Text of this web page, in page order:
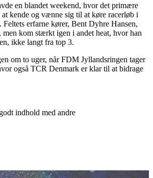
en blandet weekend, hvor det primære
kende og vænne sig til at køre racerløb i
erfarne kører, Bent Dyhre Hansen,
kom stærkt igen i andet heat, hvor han
ikke langt fra top 3.
om to uger, når FDM Jyllandsringen tager
også TCR Denmark er klar til at bidrage
indhold med andre